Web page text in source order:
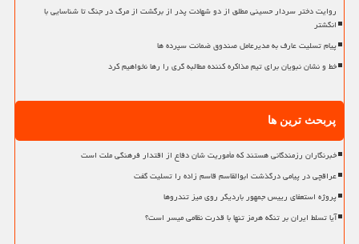
روایت دختر سردار حسینی مطلق از دو شهادت پدر از برگشت از مرگ در جنگ تا شناسایی با
انگشتر
پیام تسلیت عارف به مدیرعامل صندوق ضمانت سپرده ها
خط و نشان نبویان برای تیم مذاکره کننده مطالبه گری را رها نخواهیم کرد
پربحث ترین ها
خبرنگاران رزمندگانی هستند که مأموریت شان دفاع از اقتدار فرهنگی ملت است
عراقچی در پیامی درگذشت ابوالقاسم قاسم زاده را تسلیت گفت
پروژه استعفای رییس جمهور باردیگر روی میز تندروها
آیا تسلط ایران بر تنگه هرمز تنها با قدرت نظامی میسر است؟